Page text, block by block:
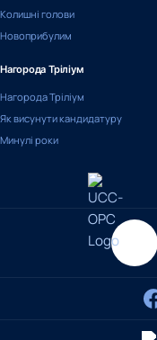
Колишні голови
Новоприбулим
Нагорода Тріліум
Нагорода Тріліум
Як висунути кандидатуру
Минулі роки